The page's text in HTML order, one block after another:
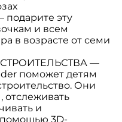
эту
и всем
в возрасте от семи
—
поможет детям
Они
отслеживать
и
помощью 3D-